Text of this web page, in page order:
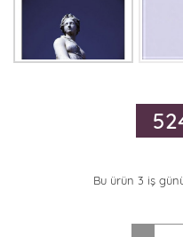
Bu ürün 3 iş